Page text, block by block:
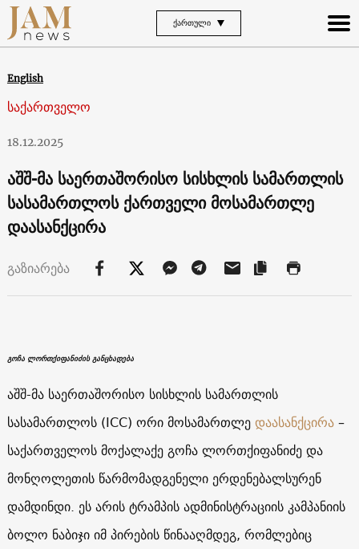
ᲥᲐᲠᲗᲣᲚᲘ
English
საქართველო
18.12.2025
აშშ-მა საერთაშორისო სისხლის სამართლის
სასამართლოს ქართველი მოსამართლე
დაასანქცირა
გაზიარება
გოჩა ლორთქიფანიძის განცხადება
აშშ-მა საერთაშორისო სისხლის სამართლის
სასამართლოს (ICC) ორი მოსამართლედაასანქცირა–
საქართველოს მოქალაქე გოჩა ლორთქიფანიძე და
მონღოლეთის წარმომადგენელი ერდენებალსურენ
დამდინდი. ეს არის ტრამპის ადმინისტრაციის კამპანიის
ბოლო ნაბიჯი იმ პირების წინააღმდეგ, რომლებიც